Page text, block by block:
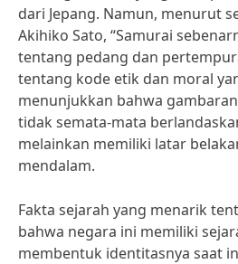
dari Jepang. Namun, menurut
Akihiko Sato, “Samurai
tentang pedang dan
tentang kode etik dan moral
menunjukkan bahwa
tidak semata-mata
melainkan memiliki latar
mendalam.
Fakta sejarah yang menarik
bahwa negara ini memiliki
membentuk identitasnya saat